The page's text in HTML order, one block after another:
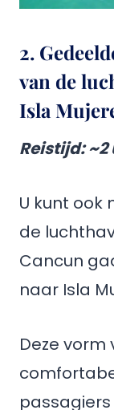
2.
van de
Isla
Reistijd: ~2
U kunt ook
de
Cancun
naar Isla
Deze vorm
passagiers